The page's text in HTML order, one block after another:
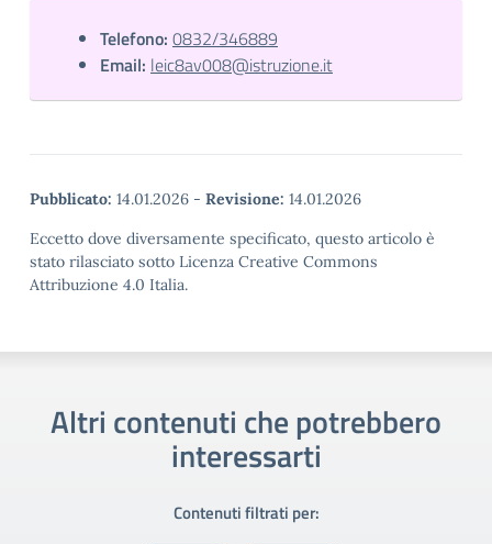
Telefono: 0832/346889
Email: leic8av008@istruzione.it
Pubblicato: 14.01.2026 - Revisione: 14.01.2026
Eccetto dove diversamente specificato, questo articolo è
stato rilasciato sotto Licenza Creative Commons
Attribuzione 4.0 Italia.
Altri contenuti che potrebbero
interessarti
Contenuti filtrati per: